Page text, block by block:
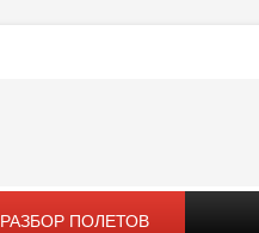
РАЗБОР ПОЛЕТОВ